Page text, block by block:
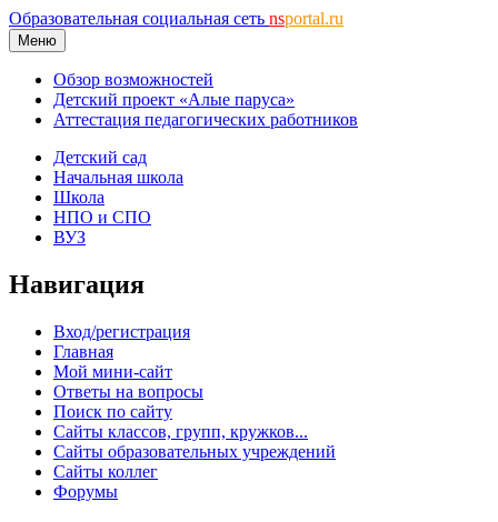
Образовательная социальная сеть nsportal.ru
Меню
Обзор возможностей
Детский проект «Алые паруса»
Аттестация педагогических работников
Детский сад
Начальная школа
Школа
НПО и СПО
ВУЗ
Навигация
Вход/регистрация
Главная
Мой мини-сайт
Ответы на вопросы
Поиск по сайту
Сайты классов, групп, кружков...
Сайты образовательных учреждений
Сайты коллег
Форумы